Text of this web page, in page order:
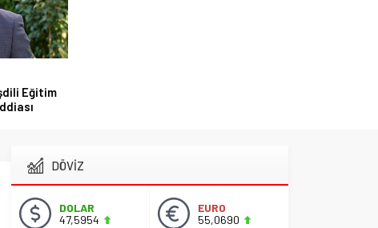
Eğitim
DÖVİZ
DOLAR
47,5954
EURO
55,0690